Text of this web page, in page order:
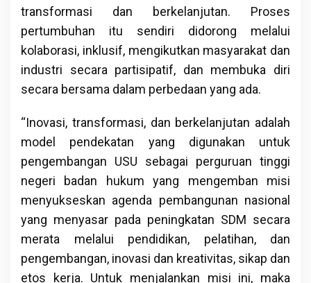
transformasi dan berkelanjutan. Proses
pertumbuhan itu sendiri didorong melalui
kolaborasi, inklusif, mengikutkan masyarakat dan
industri secara partisipatif, dan membuka diri
secara bersama dalam perbedaan yang ada.
“Inovasi, transformasi, dan berkelanjutan adalah
model pendekatan yang digunakan untuk
pengembangan USU sebagai perguruan tinggi
negeri badan hukum yang mengemban misi
menyukseskan agenda pembangunan nasional
yang menyasar pada peningkatan SDM secara
merata melalui pendidikan, pelatihan, dan
pengembangan, inovasi dan kreativitas, sikap dan
etos kerja. Untuk menjalankan misi ini, maka